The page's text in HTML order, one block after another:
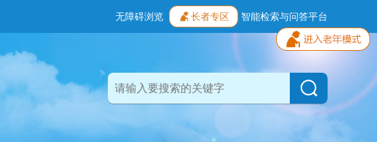
无障碍浏览 长者专区 智能检索与问答平台